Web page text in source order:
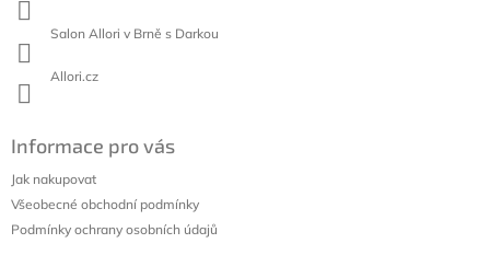
Salon Allori v Brně s Darkou
Allori.cz
Informace pro vás
Jak nakupovat
Všeobecné obchodní podmínky
Podmínky ochrany osobních údajů